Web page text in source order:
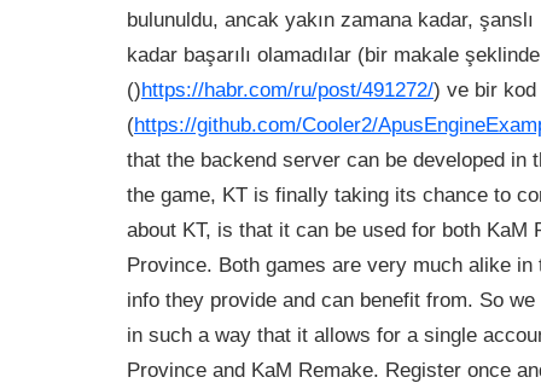
bulunuldu, ancak yakın zamana kadar,
kadar başarılı olamadılar (bir makale şeklinde
()https://habr.com/ru/post/491272/) ve bir kod
(https://github.com/Cooler2/
that the backend server can be developed in
the game, KT is finally taking its chance to
about KT, is that it can be used for both KaM
Province. Both games are very much alike
info they provide and can benefit from. So
in such a way that it allows for a single
Province and KaM Remake. Register once